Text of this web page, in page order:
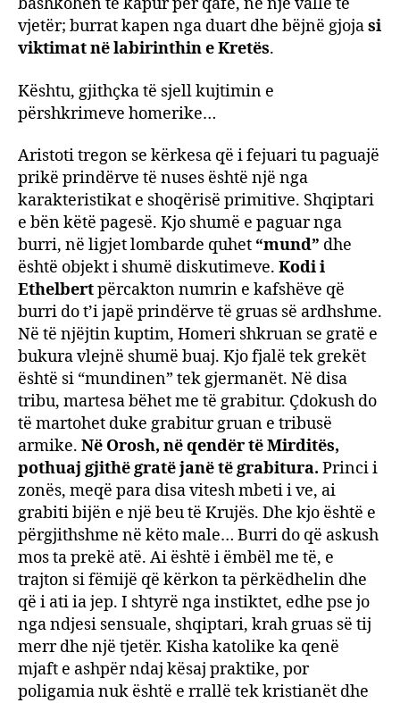
vjetër; burrat kapen nga duart dhe bëjnë gjojasi
viktimat në labirinthin e Kretës.
Kështu, gjithçka të sjell kujtimin e
përshkrimeve homerike…
Aristoti tregon se kërkesa që i fejuari tu paguajë
prikë prindërve të nuses është një nga
karakteristikat e shoqërisë primitive. Shqiptari
e bën këtë pagesë. Kjo shumë e paguar nga
burri, në ligjet lombarde quhet “mund” dhe
është objekt i shumë diskutimeve. Kodi i
Ethelbertpërcakton numrin e kafshëve që
burri do t’i japë prindërve të gruas së ardhshme.
Në të njëjtin kuptim, Homeri shkruan se gratë e
bukura vlejnë shumë buaj. Kjo fjalë tek grekët
është si “mundinen” tek gjermanët. Në disa
tribu, martesa bëhet me të grabitur. Çdokush do
të martohet duke grabitur gruan e tribusë
armike. Në Orosh, në qendër të Mirditës,
pothuaj gjithë gratë janë të grabitura. Princi i
zonës, meqë para disa vitesh mbeti i ve, ai
grabiti bijën e një beu të Krujës. Dhe kjo është e
përgjithshme në këto male… Burri do që askush
mos ta prekë atë. Ai është i ëmbël me të, e
trajton si fëmijë që kërkon ta përkëdhelin dhe
që i ati ia jep. I shtyrë nga instiktet, edhe pse jo
nga ndjesi sensuale, shqiptari, krah gruas së tij
merr dhe një tjetër. Kisha katolike ka qenë
mjaft e ashpër ndaj kësaj praktike, por
poligamia nuk është e rrallë tek kristianët dhe